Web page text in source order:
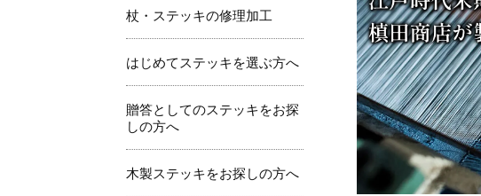
杖・ステッキの修理加工
はじめてステッキを選ぶ方へ
贈答としてのステッキをお探
しの方へ
木製ステッキをお探しの方へ